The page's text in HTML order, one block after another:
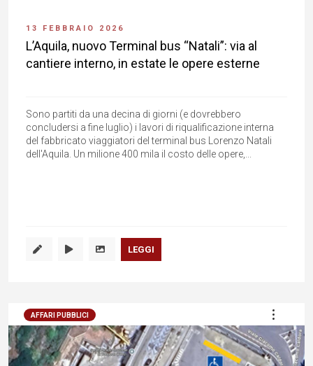
13 FEBBRAIO 2026
L’Aquila, nuovo Terminal bus “Natali”: via al
cantiere interno, in estate le opere esterne
Sono partiti da una decina di giorni (e dovrebbero
concludersi a fine luglio) i lavori di riqualificazione interna
del fabbricato viaggiatori del terminal bus Lorenzo Natali
dell'Aquila. Un milione 400 mila il costo delle opere,...
LEGGI
AFFARI PUBBLICI